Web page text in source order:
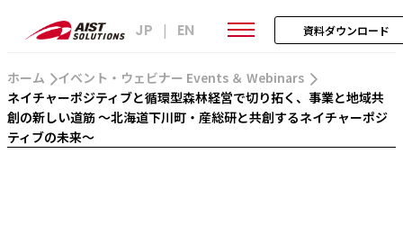
JP | EN 資料ダウンロード
ホーム
イベント・ウェビナー Events ＆ Webinars
ネイチャーポジティブと循環型森林経営で切り拓く、事業と地域共
創の新しい道筋 ～北海道下川町・産総研と共創するネイチャーポジ
ティブの未来～